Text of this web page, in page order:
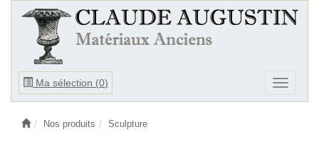
Ma sélection (0)
Ouvrir
Ouvrir
le
Nos produits Sculpture